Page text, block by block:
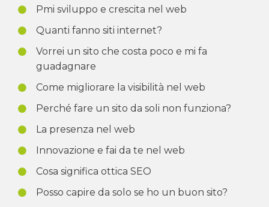
Pmi sviluppo e crescita nel web
Quanti fanno siti internet?
Vorrei un sito che costa poco e mi fa
guadagnare
Come migliorare la visibilità nel web
Perché fare un sito da soli non funziona?
La presenza nel web
Innovazione e fai da te nel web
Cosa significa ottica SEO
Posso capire da solo se ho un buon sito?